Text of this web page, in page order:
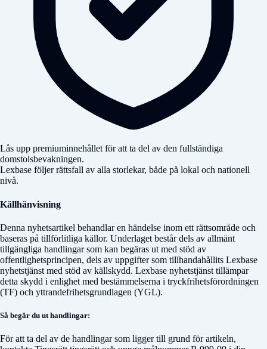
Lås upp premiuminnehållet för att ta del av den fullständiga
domstolsbevakningen.
Lexbase följer rättsfall av alla storlekar, både på lokal och nationell
nivå.
Källhänvisning
Denna nyhetsartikel behandlar en händelse inom ett rättsområde och
baseras på tillförlitliga källor. Underlaget består dels av allmänt
tillgängliga handlingar som kan begäras ut med stöd av
offentlighetsprincipen, dels av uppgifter som tillhandahållits Lexbase
nyhetstjänst med stöd av källskydd. Lexbase nyhetstjänst tillämpar
detta skydd i enlighet med bestämmelserna i tryckfrihetsförordningen
(TF) och yttrandefrihetsgrundlagen (YGL).
Så begär du ut handlingar:
För att ta del av de handlingar som ligger till grund för artikeln,